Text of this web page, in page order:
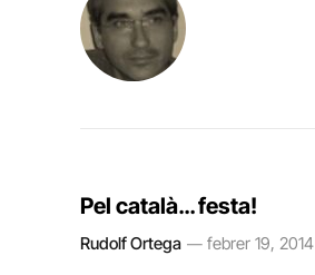
Pel català… festa!
Rudolf Ortega febrer 19, 2014